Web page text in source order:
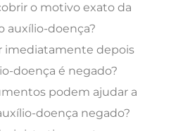
o motivo exato da
auxílio-doença?
imediatamente depois
doença é negado?
podem ajudar a
doença negado?